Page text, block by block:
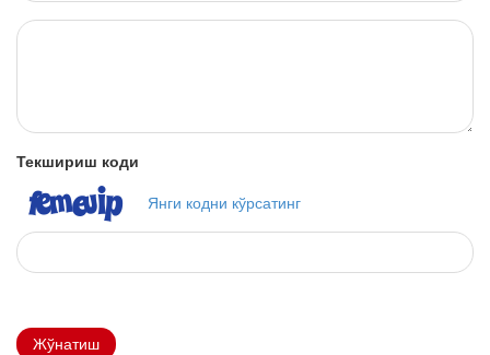
Текшириш коди
Янги кодни кўрсатинг
Жўнатиш